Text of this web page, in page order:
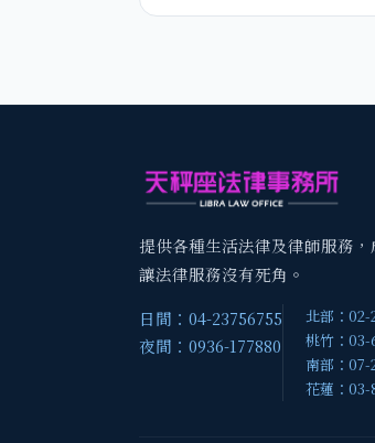
提供各種生活法律及律師服務
讓法律服務沒有死角。
日間：04-23756755
夜間：0936-177880
北部：
桃竹：
南部：07-
花蓮：